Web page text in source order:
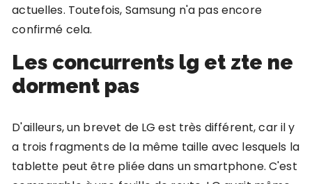
actuelles. Toutefois, Samsung n'a pas encore
confirmé cela.
Les concurrents lg et zte ne
dorment pas
D'ailleurs, un brevet de LG est très différent, car il y
a trois fragments de la même taille avec lesquels la
tablette peut être pliée dans un smartphone. C'est